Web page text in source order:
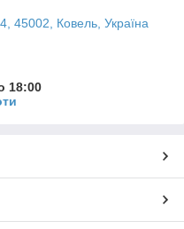
45002, Ковель, Україна
18:00